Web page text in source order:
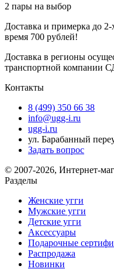
2 пары на выбор
Доставка и примерка до
время 700 рублей!
Доставка в регионы
транспортной компании
Контакты
8 (499) 350 66 38
info@ugg-i.ru
ugg-i.ru
ул. Барабанный
Задать вопрос
© 2007-2026, Интернет-
Разделы
Женские угги
Мужские угги
Детские угги
Аксессуары
Подарочные
Распродажа
Новинки